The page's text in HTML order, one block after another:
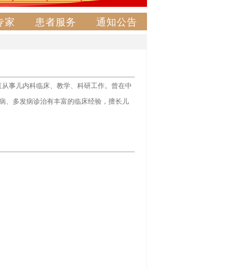
家 患者服务 通知公告
事儿内科临床、教学、科研工作。曾在中
、多发病诊治有丰富的临床经验，擅长儿